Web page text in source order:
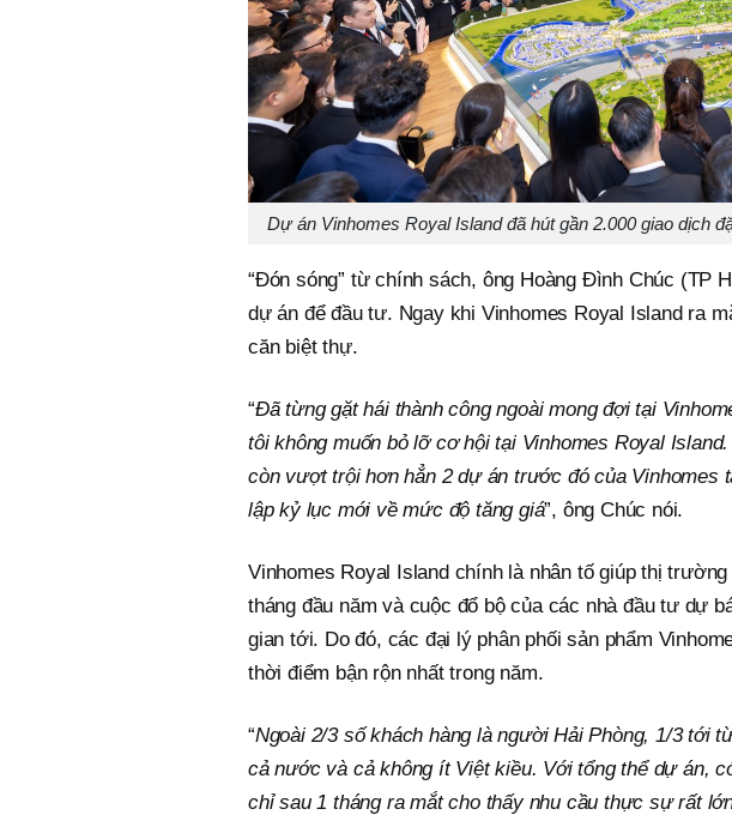
Dự án Vinhomes Royal Island đã hút gần 2.000 giao dịch
“Đón sóng” từ chính sách, ông Hoàng Đình Chúc (TP
dự án để đầu tư. Ngay khi Vinhomes Royal Island ra
căn biệt thự.
“Đã từng gặt hái thành công ngoài mong đợi tại
tôi không muốn bỏ lỡ cơ hội tại Vinhomes Royal
còn vượt trội hơn hẳn 2 dự án trước đó của Vinhomes
lập kỷ lục mới về mức độ tăng giá”, ông Chúc nói.
Vinhomes Royal Island chính là nhân tố giúp thị
tháng đầu năm và cuộc đổ bộ của các nhà đầu tư dự
gian tới. Do đó, các đại lý phân phối sản phẩm
thời điểm bận rộn nhất trong năm.
“Ngoài 2/3 số khách hàng là người Hải Phòng, 1/3 tới
cả nước và cả không ít Việt kiều. Với tổng thể dự án,
chỉ sau 1 tháng ra mắt cho thấy nhu cầu thực sự rất